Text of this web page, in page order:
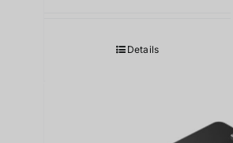
Details